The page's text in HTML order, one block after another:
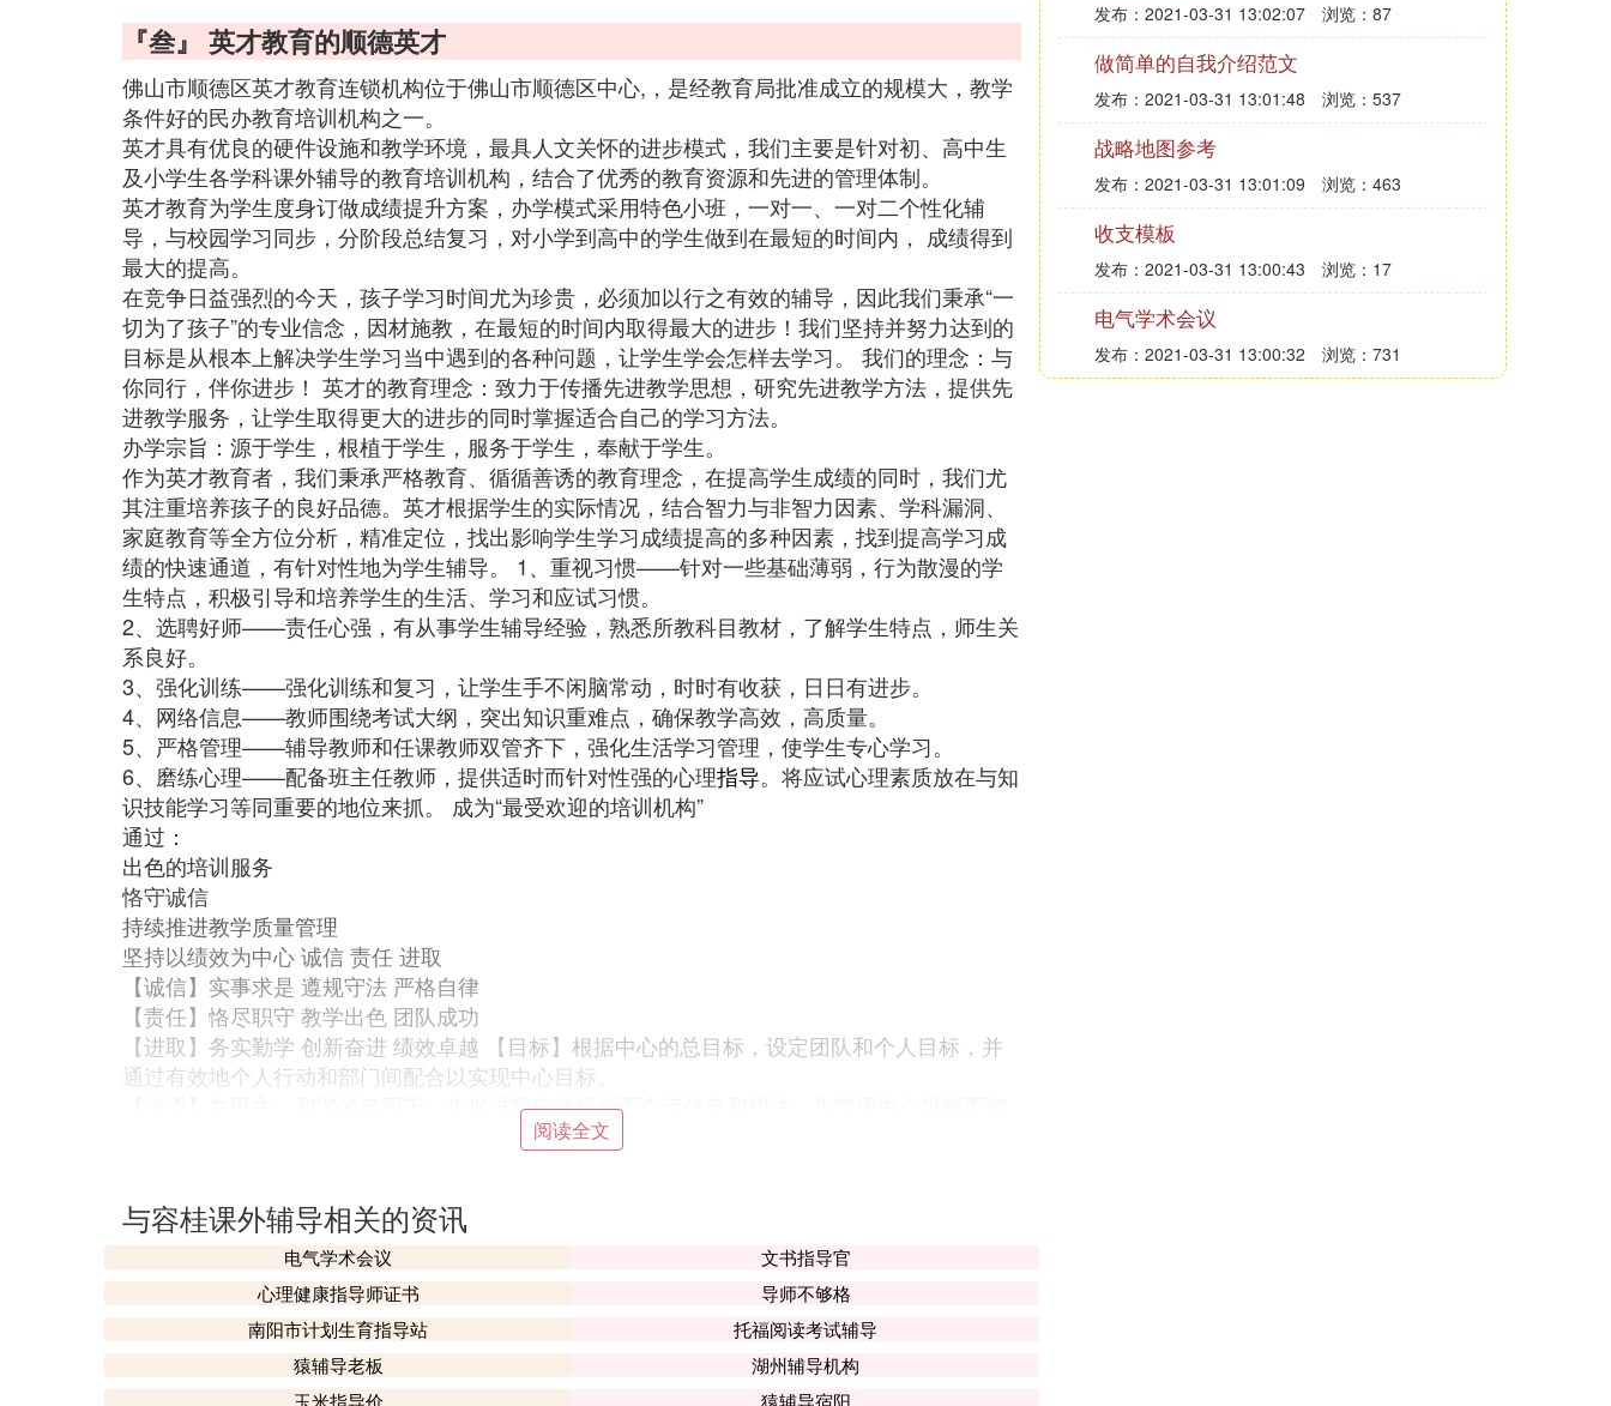
『叁』 英才教育的顺德英才
佛山市顺德区英才教育连锁机构位于佛山市顺德区中心,，是经教育局批准成立的规模大，教学
条件好的民办教育培训机构之一。
英才具有优良的硬件设施和教学环境，最具人文关怀的进步模式，我们主要是针对初、高中生
及小学生各学科课外辅导的教育培训机构，结合了优秀的教育资源和先进的管理体制。
英才教育为学生度身订做成绩提升方案，办学模式采用特色小班，一对一、一对二个性化辅
导，与校园学习同步，分阶段总结复习，对小学到高中的学生做到在最短的时间内， 成绩得到
最大的提高。
在竞争日益强烈的今天，孩子学习时间尤为珍贵，必须加以行之有效的辅导，因此我们秉承“一
切为了孩子”的专业信念，因材施教，在最短的时间内取得最大的进步！我们坚持并努力达到的
目标是从根本上解决学生学习当中遇到的各种问题，让学生学会怎样去学习。 我们的理念：与
你同行，伴你进步！ 英才的教育理念：致力于传播先进教学思想，研究先进教学方法，提供先
进教学服务，让学生取得更大的进步的同时掌握适合自己的学习方法。
办学宗旨：源于学生，根植于学生，服务于学生，奉献于学生。
作为英才教育者，我们秉承严格教育、循循善诱的教育理念，在提高学生成绩的同时，我们尤
其注重培养孩子的良好品德。英才根据学生的实际情况，结合智力与非智力因素、学科漏洞、
家庭教育等全方位分析，精准定位，找出影响学生学习成绩提高的多种因素，找到提高学习成
绩的快速通道，有针对性地为学生辅导。 1、重视习惯——针对一些基础薄弱，行为散漫的学
生特点，积极引导和培养学生的生活、学习和应试习惯。
2、选聘好师——责任心强，有从事学生辅导经验，熟悉所教科目教材，了解学生特点，师生关
系良好。
3、强化训练——强化训练和复习，让学生手不闲脑常动，时时有收获，日日有进步。
4、网络信息——教师围绕考试大纲，突出知识重难点，确保教学高效，高质量。
5、严格管理——辅导教师和任课教师双管齐下，强化生活学习管理，使学生专心学习。
6、磨练心理——配备班主任教师，提供适时而针对性强的心理指导。将应试心理素质放在与知
识技能学习等同重要的地位来抓。 成为“最受欢迎的培训机构”
通过：
出色的培训服务
恪守诚信
持续推进教学质量管理
坚持以绩效为中心 诚信 责任 进取
【诚信】实事求是 遵规守法 严格自律
【责任】恪尽职守 教学出色 团队成功
【进取】务实勤学 创新奋进 绩效卓越 【目标】根据中心的总目标，设定团队和个人目标，并
通过有效地个人行动和部门间配合以实现中心目标。
【沟通】在民主、和谐的氛围下，为促进我们的绩效而交流信息和想法，为实现中心目标而倾
【热情】认识到位实现中心目标是你本职工作的贡献和价值，勇于面对问题，乐于接受挑战。
适当激励和肯定，点燃团队热情。
【自律】对待工作：关注我们的目标和职责；
要求自己：守时、守法、守信；
对待他人：公平、公正、公开。
英才的工作理念是：服务学生 回报社会 分工合作 共同进取
阅读全文
与容桂课外辅导相关的资讯
电气学术会议
文书指导官
心理健康指导师证书
导师不够格
南阳市计划生育指导站
托福阅读考试辅导
猿辅导老板
湖州辅导机构
玉米指导价
猿辅导宿阳
发布：2021-03-31 13:02:07 浏览：87
做简单的自我介绍范文
发布：2021-03-31 13:01:48 浏览：537
战略地图参考
发布：2021-03-31 13:01:09 浏览：463
收支模板
发布：2021-03-31 13:00:43 浏览：17
电气学术会议
发布：2021-03-31 13:00:32 浏览：731